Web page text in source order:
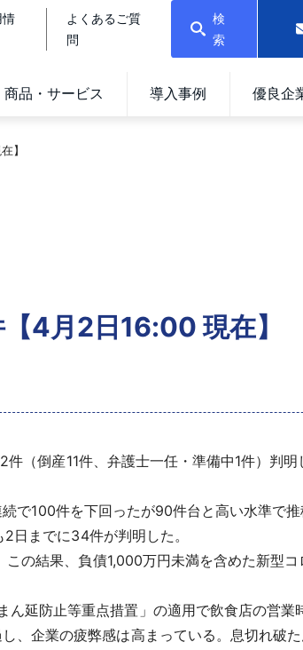
情
よくあるご質
問
検
索
商品・サービス 導入事例 優良企
】
4月2日16:00 現在】
（倒産11件、弁護士一任・準備中1件）判明
で100件を下回ったが90件台と高い水準で
日までに34件が判明した。
の結果、負債1,000万円未満を含めた新型コ
延防止等重点措置」の適用で飲食店の営業
、企業の疲弊感は高まっている。息切れ破